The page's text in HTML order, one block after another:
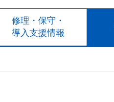
修理・保守・
導入支援情報